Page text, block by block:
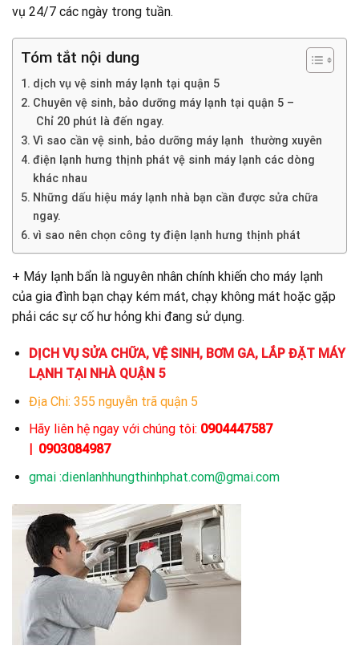
vụ 24/7 các ngày trong tuần.
Tóm tắt nội dung
dịch vụ vệ sinh máy lạnh tại quận 5
Chuyên vệ sinh, bảo dưỡng máy lạnh tại quận 5 –
Chỉ 20 phút là đến ngay.
Vì sao cần vệ sinh, bảo dưỡng máy lạnh thường xuyên
điện lạnh hưng thịnh phát vệ sinh máy lạnh các dòng
khác nhau
Những dấu hiệu máy lạnh nhà bạn cần được sửa chữa
ngay.
vì sao nên chọn công ty điện lạnh hưng thịnh phát
+ Máy lạnh bẩn là nguyên nhân chính khiến cho máy lạnh
của gia đình bạn chạy kém mát, chạy không mát hoặc gặp
phải các sự cố hư hỏng khi đang sử dụng.
DỊCH VỤ SỬA CHỮA, VỆ SINH, BƠM GA, LẮP ĐẶT MÁY
LẠNH TẠI NHÀ QUẬN 5
Địa Chi: 355 nguyễn trã quận 5
Hãy liên hệ ngay với chúng tôi: 0904447587
0903084987
gmai :dienlanhhungthinhphat.com@gmai.com